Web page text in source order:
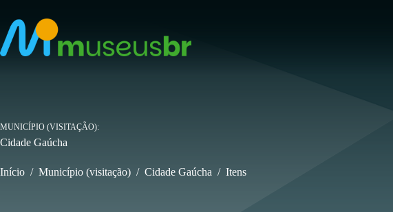
para
conteúdo
MUNICÍPIO (VISITAÇÃO)
Cidade Gaúcha
Início / Município (visitação) / Cidade Gaúcha / Itens